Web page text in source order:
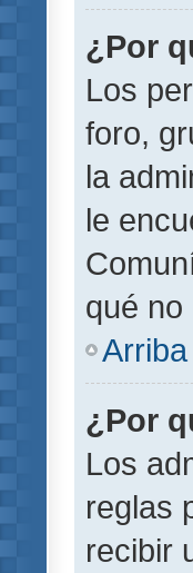
¿Por
Los
foro,
la
le
qué no
Arriba
¿Por
Los
reglas
recibir